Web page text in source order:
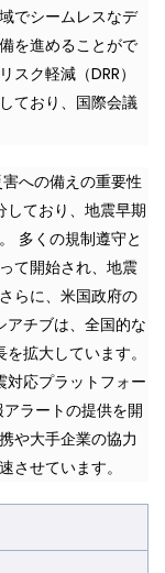
でシームレスなデ
を進めることがで
ク軽減（DRR）
ており、国際会議
への備えの重要性
しており、地震早期
多くの規制遵守と
て開始され、地震
らに、米国政府の
チブは、全国的な
拡大しています。
応プラットフォー
ラートの提供を開
や大手企業の協力
させています。